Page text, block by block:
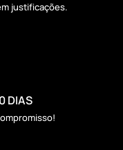
justificações.
DIAS